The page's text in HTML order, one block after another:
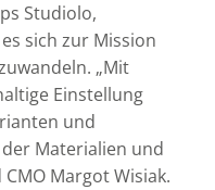
Studiolo,
sich zur Mission
„Mit
Einstellung
und
Materialien und
Margot Wisiak.